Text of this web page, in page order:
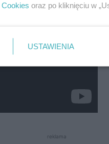
reklama
Cookies oraz po kliknięciu w
USTAWIENIA